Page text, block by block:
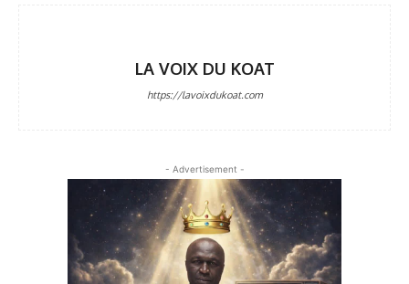
LA VOIX DU KOAT
https://lavoixdukoat.com
- Advertisement -